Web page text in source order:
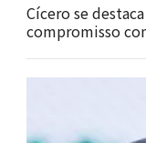
Cícero se
compromisso